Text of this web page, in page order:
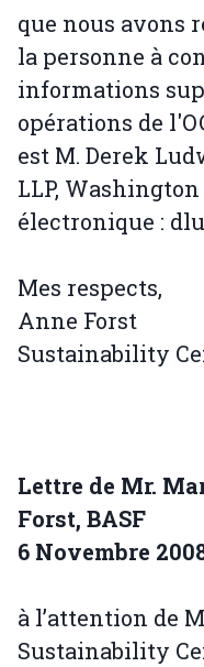
que nous avons
la personne à
informations
opérations de
est M. Derek
LLP, Washington
électronique :
Mes respects,
Anne Forst
Sustainability
Lettre de Mr.
Forst, BASF
6 Novembre
à l’attention de
Sustainability